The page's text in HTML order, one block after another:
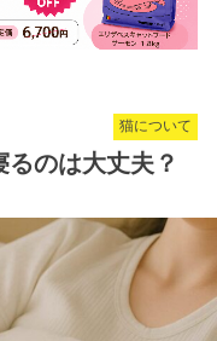
猫について
のは大丈夫？